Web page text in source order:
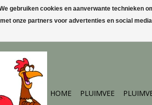
HOME PLUIMVEE
gebruiken cookies en aanverwante technieken
onze partners voor advertenties en social